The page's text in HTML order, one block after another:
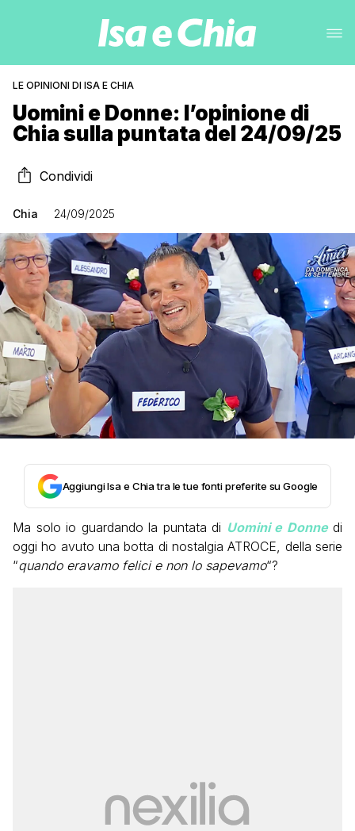
LE OPINIONI DI ISA E CHIA
Uomini e Donne: l’opinione di
Chia sulla puntata del 24/09/25
Condividi
Chia 24/09/2025
Aggiungi Isa e Chia tra le tue fonti preferite su Google
Ma solo io guardando la puntata di Uomini e Donnedi
oggi ho avuto una botta di nostalgia ATROCE, della serie
“quando eravamo felici e non lo sapevamo“?